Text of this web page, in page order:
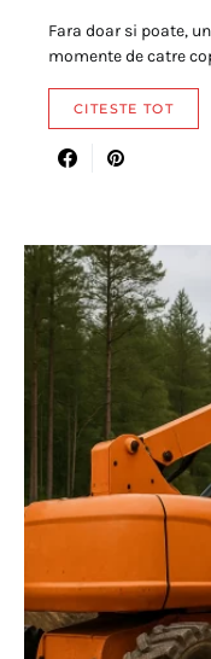
Fara doar si poate,
momente de catre
CITESTE TOT